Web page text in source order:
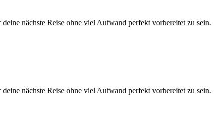
nächste Reise ohne viel Aufwand perfekt vorbereitet zu sein.
nächste Reise ohne viel Aufwand perfekt vorbereitet zu sein.